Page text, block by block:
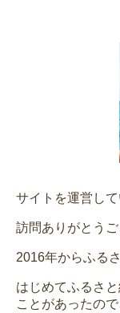
サイトを運営し
訪問ありがとう
2016年からふる
はじめてふるさ
ことがあったの